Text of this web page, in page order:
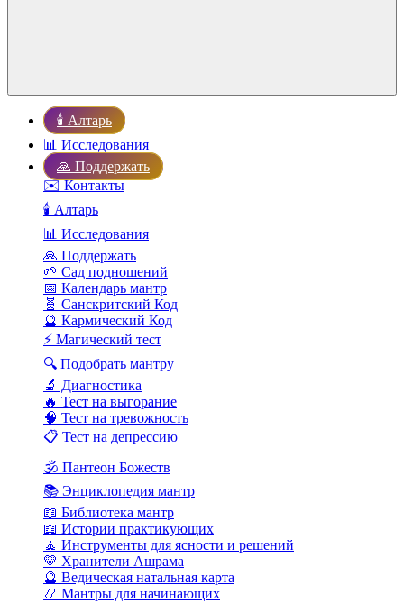
🕯️ Алтарь
📊 Исследования
🙏 Поддержать
✉️ Контакты
🕯️ Алтарь
📊 Исследования
🙏 Поддержать
🌱 Сад подношений
📅 Календарь мантр
🧬 Санскритский Код
🔮 Кармический Код
⚡ Магический тест
🔍 Подобрать мантру
🔬 Диагностика
🔥 Тест на выгорание
🧠 Тест на тревожность
📋 Тест на депрессию
🕉️ Пантеон Божеств
📚 Энциклопедия мантр
📖 Библиотека мантр
📖 Истории практикующих
🧘 Инструменты для ясности и решений
💛 Хранители Ашрама
🔮 Ведическая натальная карта
📿 Мантры для начинающих